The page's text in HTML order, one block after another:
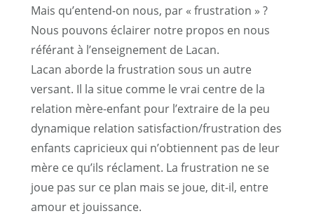
Mais qu’entend-on nous, par « frustration » ?
Nous pouvons éclairer notre propos en nous
référant à l’enseignement de Lacan.
Lacan aborde la frustration sous un autre
versant. Il la situe comme le vrai centre de la
relation mère-enfant pour l’extraire de la peu
dynamique relation satisfaction/frustration des
enfants capricieux qui n’obtiennent pas de leur
mère ce qu’ils réclament. La frustration ne se
joue pas sur ce plan mais se joue, dit-il, entre
amour et jouissance.